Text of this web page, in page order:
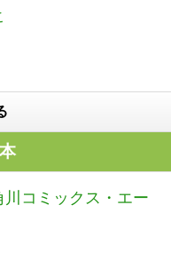
コミックス・エー